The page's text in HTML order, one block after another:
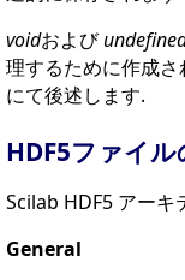
voidおよび
理するために作成
にて後述します.
HDF5ファイル
Scilab HDF5 アーキ
General